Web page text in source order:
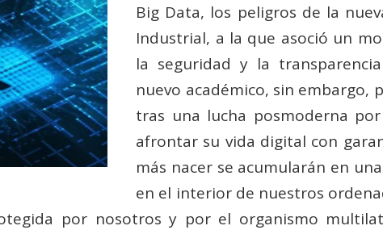
Big Data, los peligros de la
Industrial, a la que asoció un
la seguridad y la
nuevo académico, sin embargo,
tras una lucha posmoderna
afrontar su vida digital con
más nacer se acumularán en
en el interior de nuestros
por nosotros y por el organismo